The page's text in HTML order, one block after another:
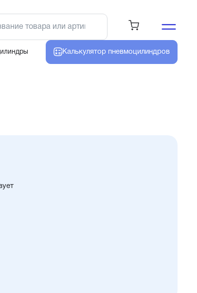
Калькулятор пневмоцилиндров